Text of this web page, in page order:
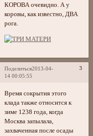
КОРОВА очевидно. А у
коровы, как известно, ДВА
рога.
Поделиться 3
2013-04-
14 00:05:55
Время сокрытия этого
клада также относится к
зиме 1238 года, когда
Москва запылала,
захваченная после осады